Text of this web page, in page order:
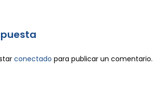
conectado para publicar un comentario.